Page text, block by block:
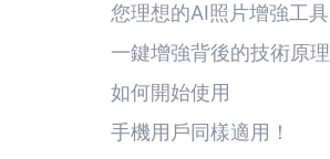
您理想的AI照片增強工具
一鍵增強背後的技術原理
如何開始使用
手機用戶同樣適用！